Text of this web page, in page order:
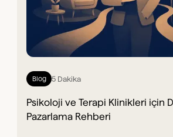
Blog 5 Dakika
Psikoloji ve Terapi Klinikleri için
Pazarlama Rehberi